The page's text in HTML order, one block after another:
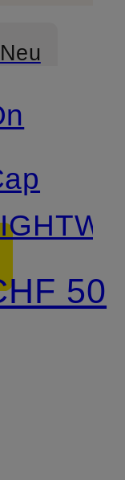
Neu
50